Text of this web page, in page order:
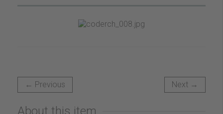
← Previous Next →
About this item